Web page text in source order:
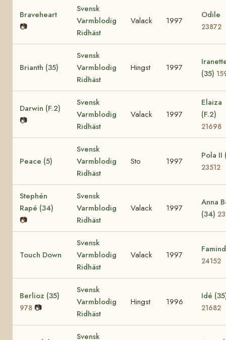
Braveheart
📷
Svensk
Varmblodig
Ridhäst
Valack 1997
Odile
23872
Brianth (35)
Svensk
Varmblodig
Ridhäst
Hingst 1997
(35)
Darwin (F.2)
📷
Svensk
Varmblodig
Ridhäst
Valack 1997
Elaiza
(F.2)
21698
Peace (5)
Svensk
Varmblodig
Ridhäst
Sto 1997
Pola II
23512
Stephén
Rapé (34)
📷
Svensk
Varmblodig
Ridhäst
Valack 1997
Anna
(34)
Touch Down
Svensk
Varmblodig
Ridhäst
Valack 1997
24152
Berlioz (35)
978 📷
Svensk
Varmblodig
Ridhäst
Hingst 1996
Idé
21682
Svensk